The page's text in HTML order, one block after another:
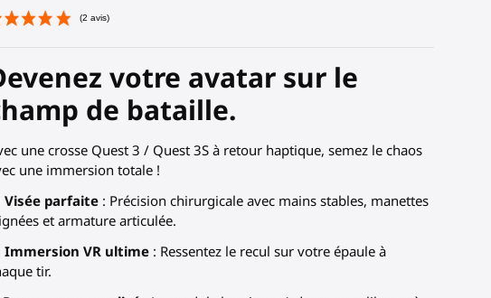
(2 avis)
votre avatar sur le
de bataille.
une crosse Quest 3 / Quest 3S à retour haptique, semez le chaos
une immersion totale !
Visée parfaite: Précision chirurgicale avec mains stables, manettes
et armature articulée.
Immersion VR ultime: Ressentez le recul sur votre épaule à
tir.